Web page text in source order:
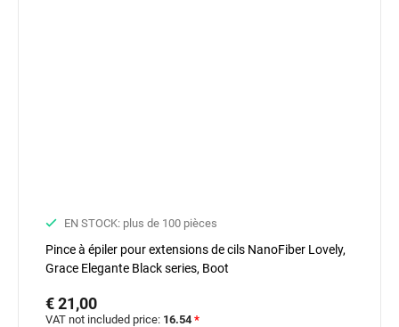
EN STOCK: plus de 100 pièces
Pince à épiler pour extensions de cils NanoFiber Lovely,
Grace Elegante Black series, Boot
€ 21,00
VAT not included price: 16.54 *